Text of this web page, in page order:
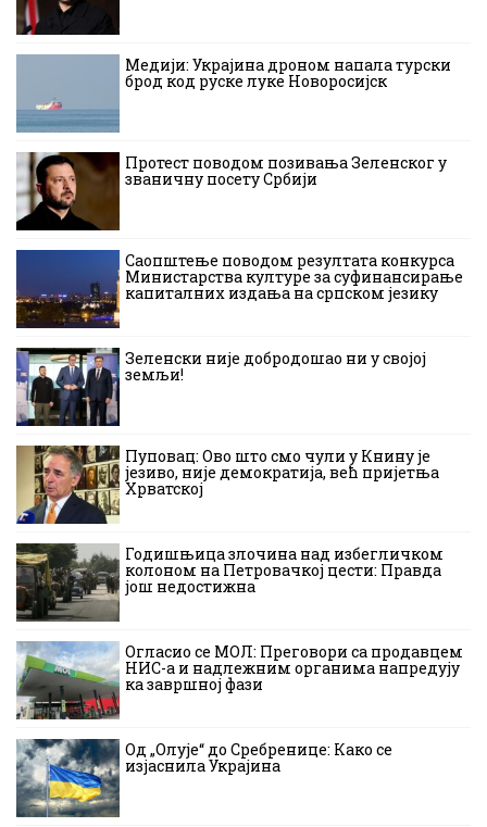
Медији: Украјина дроном напала турски
брод код руске луке Новоросијск
Протест поводом позивања Зеленског у
званичну посету Србији
Саопштење поводом резултата конкурса
Министарства културе за суфинансирање
капиталних издања на српском језику
Зеленски није добродошао ни у својој
земљи!
Пуповац: Ово што смо чули у Книну је
језиво, није демократија, већ пријетња
Хрватској
Годишњица злочина над избегличком
колоном на Петровачкој цести: Правда
још недостижна
Огласио се МОЛ: Преговори са продавцем
НИС-а и надлежним органима напредују
ка завршној фази
Од „Олује“ до Сребренице: Како се
изјаснила Украјина